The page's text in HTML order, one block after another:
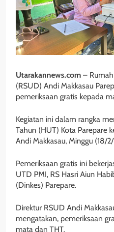
Utarakannews.com –
(RSUD) Andi Makkasau
pemeriksaan gratis kepada
Kegiatan ini dalam rangka
Tahun (HUT) Kota Parepare
Andi Makkasau, Minggu (18/
Pemeriksaan gratis ini
UTD PMI, RS Hasri Aiun
(Dinkes) Parepare.
Direktur RSUD Andi
mengatakan, pemeriksaan
mata dan THT.